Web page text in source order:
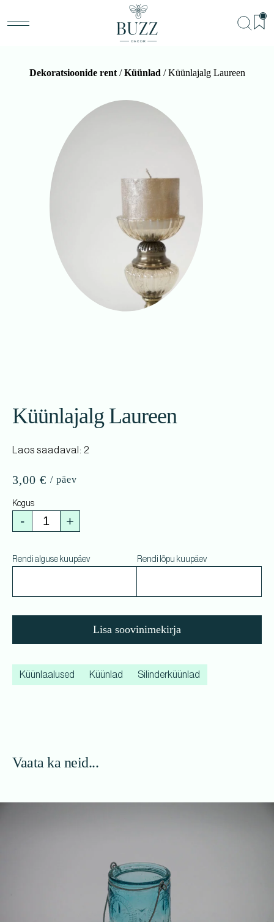
Dekoratsioonide rent/Küünlad / Küünlajalg Laureen
Küünlajalg Laureen
Laos saadaval: 2
3,00 €
- +
Rendi alguse kuupäev Rendi lõpu kuupäev
Lisa soovinimekirja
Küünlaalused Küünlad Silinderküünlad
Vaata ka neid...